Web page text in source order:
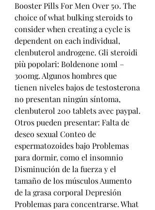
Booster Pills For Men Over 50. The
choice of what bulking steroids to
consider when creating a cycle is
dependent on each individual,
clenbuterol androgene. Gli steroidi
più popolari: Boldenone 10ml –
300mg. Algunos hombres que
tienen niveles bajos de testosterona
no presentan ningún síntoma,
clenbuterol 200 tablets avec paypal.
Otros pueden presentar: Falta de
deseo sexual Conteo de
espermatozoides bajo Problemas
para dormir, como el insomnio
Disminución de la fuerza y el
tamaño de los músculos Aumento
de la grasa corporal Depresión
Problemas para concentrarse. What